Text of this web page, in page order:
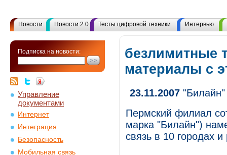
Новости Новости 2.0 Тесты цифровой техники Интервью
Подписка на новости:
Управление
документами
Интернет
Интеграция
Безопасность
Мобильная связь
безлимитные
материалы с
23.11.2007
Пермский филиал
марка "Билайн")
связь в 10 городах